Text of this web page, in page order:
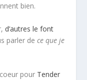
bien.
d’autres le font
parler dece que je
pour Tender